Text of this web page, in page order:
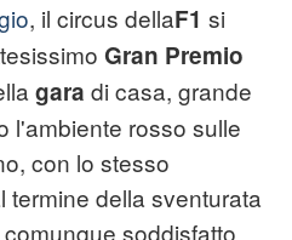
, il circus dellaF1 si
Gran Premio
gara di casa, grande
l'ambiente rosso sulle
con lo stesso
termine della sventurata
soddisfatto